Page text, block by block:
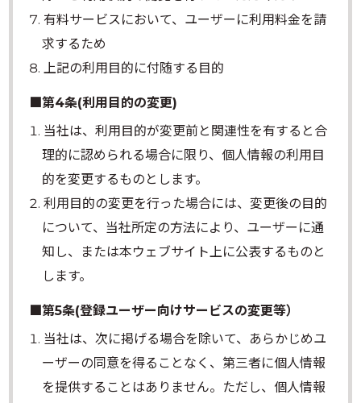
有料サービスにおいて、ユーザーに利用料金を請
求するため
上記の利用目的に付随する目的
■第4条(利用目的の変更)
当社は、利用目的が変更前と関連性を有すると合
理的に認められる場合に限り、個人情報の利用目
的を変更するものとします。
利用目的の変更を行った場合には、変更後の目的
について、当社所定の方法により、ユーザーに通
知し、または本ウェブサイト上に公表するものと
します。
■第5条(登録ユーザー向けサービスの変更等）
当社は、次に掲げる場合を除いて、あらかじめユ
ーザーの同意を得ることなく、第三者に個人情報
を提供することはありません。ただし、個人情報